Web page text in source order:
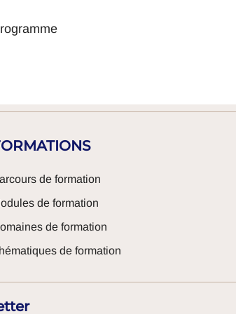
de formation
de formation
de formation
de formation